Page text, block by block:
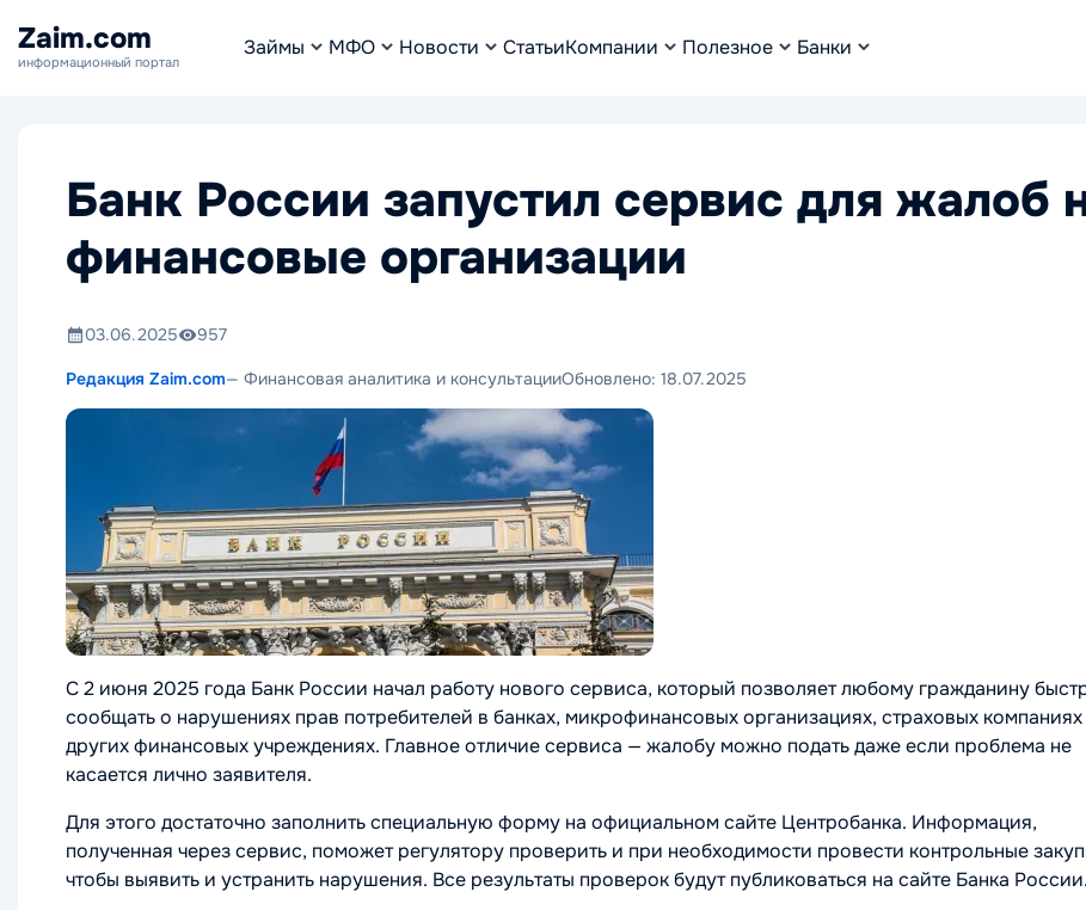
Zaim.com
информационный портал
Займы МФО Новости СтатьиКомпании Полезное Банки
Банк России запустил сервис для жалоб
финансовые организации
03.06.2025 957
Редакция Zaim.com— Финансовая аналитика и консультацииОбновлено: 18.07.2025
С 2 июня 2025 года Банк России начал работу нового сервиса, который позволяет любому гражданину
сообщать о нарушениях прав потребителей в банках, микрофинансовых организациях, страховых компаниях
других финансовых учреждениях. Главное отличие сервиса — жалобу можно подать даже если проблема не
касается лично заявителя.
Для этого достаточно заполнить специальную форму на официальном сайте Центробанка. Информация,
полученная через сервис, поможет регулятору проверить и при необходимости провести контрольные
чтобы выявить и устранить нарушения. Все результаты проверок будут публиковаться на сайте Банка России.